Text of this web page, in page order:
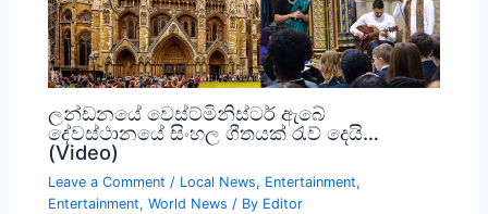
ලන්ඩනයේ වෙස්ට්මිනිස්ටර් ඇබේ
දේවස්ථානයේ සිංහල ගීතයක් රැව් දෙයි…
(Video)
Leave a Comment / Local News, Entertainment,
Entertainment,World News / By Editor